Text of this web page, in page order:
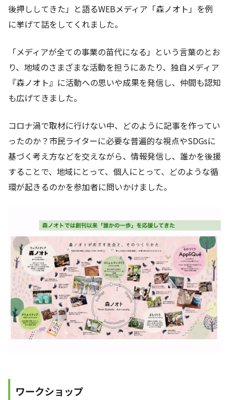
後押ししてきた」と語るWEBメディア「森ノオト」を例
に挙げて話をしてくれました。
「メディアが全ての事業の苗代になる」という言葉のとお
り、地域のさまざまな活動を担うにあたり、独自メディア
『森ノオト』に活動への思いや成果を発信し、仲間も認知
も広げてきました。
コロナ渦で取材に行けない中、どのように記事を作ってい
ったのか？市民ライターに必要な普遍的な視点やSDGsに
基づく考え方などを交えながら、情報発信し、誰かを後援
することで、地域にとって、個人にとって、どのような循
環が起きるのかを参加者に問いかけました。
ワークショップ